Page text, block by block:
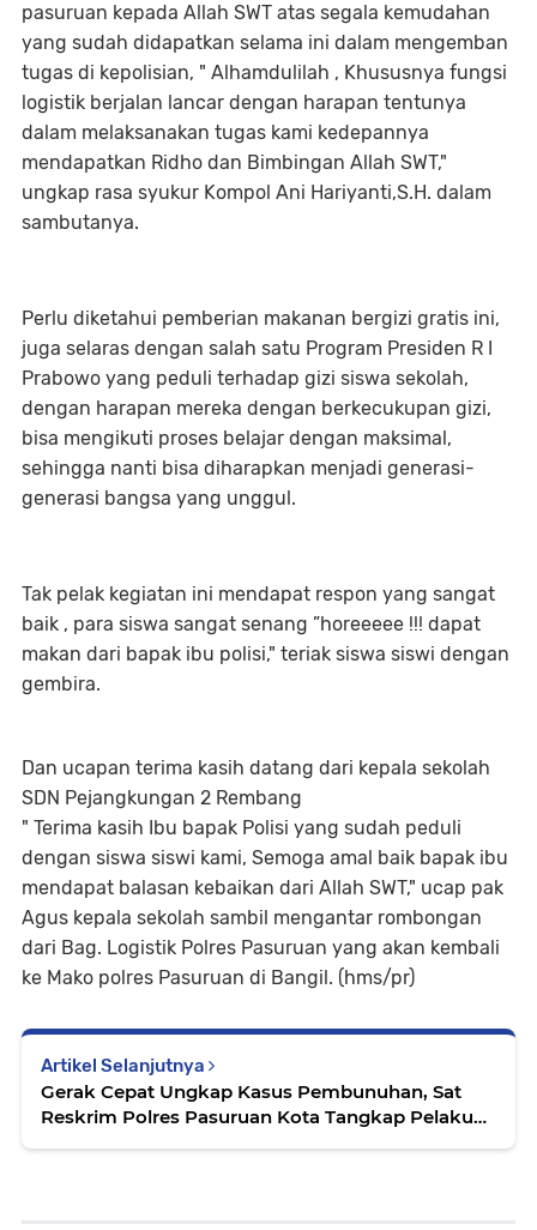
pasuruan kepada Allah SWT atas segala kemudahan
yang sudah didapatkan selama ini dalam mengemban
tugas di kepolisian, " Alhamdulilah , Khususnya fungsi
logistik berjalan lancar dengan harapan tentunya
dalam melaksanakan tugas kami kedepannya
mendapatkan Ridho dan Bimbingan Allah SWT,"
ungkap rasa syukur Kompol Ani Hariyanti,S.H. dalam
sambutanya.
Perlu diketahui pemberian makanan bergizi gratis ini,
juga selaras dengan salah satu Program Presiden R I
Prabowo yang peduli terhadap gizi siswa sekolah,
dengan harapan mereka dengan berkecukupan gizi,
bisa mengikuti proses belajar dengan maksimal,
sehingga nanti bisa diharapkan menjadi generasi-
generasi bangsa yang unggul.
Tak pelak kegiatan ini mendapat respon yang sangat
baik , para siswa sangat senang ”horeeeee !!! dapat
makan dari bapak ibu polisi," teriak siswa siswi dengan
gembira.
Dan ucapan terima kasih datang dari kepala sekolah
SDN Pejangkungan 2 Rembang
" Terima kasih Ibu bapak Polisi yang sudah peduli
dengan siswa siswi kami, Semoga amal baik bapak ibu
mendapat balasan kebaikan dari Allah SWT," ucap pak
Agus kepala sekolah sambil mengantar rombongan
dari Bag. Logistik Polres Pasuruan yang akan kembali
ke Mako polres Pasuruan di Bangil. (hms/pr)
Artikel Selanjutnya
Gerak Cepat Ungkap Kasus Pembunuhan, Sat
Reskrim Polres Pasuruan Kota Tangkap Pelaku